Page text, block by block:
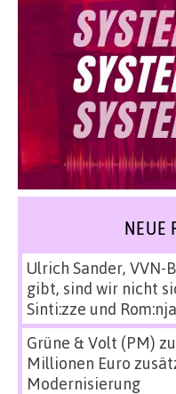
NEUE
Ulrich Sander, VVN-
gibt, sind wir nicht
Sinti:zze und Rom:nja
Grüne & Volt (PM) zu
Millionen Euro
Modernisierung